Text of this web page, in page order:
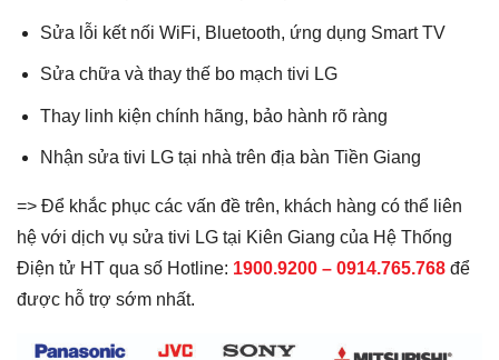
Sửa lỗi kết nối WiFi, Bluetooth, ứng dụng Smart TV
Sửa chữa và thay thế bo mạch tivi LG
Thay linh kiện chính hãng, bảo hành rõ ràng
Nhận sửa tivi LG tại nhà trên địa bàn Tiền Giang
=> Để khắc phục các vấn đề trên, khách hàng có thể liên
hệ với dịch vụ sửa tivi LG tại Kiên Giang của Hệ Thống
Điện tử HT qua số Hotline: 1900.9200 – 0914.765.768 để
được hỗ trợ sớm nhất.